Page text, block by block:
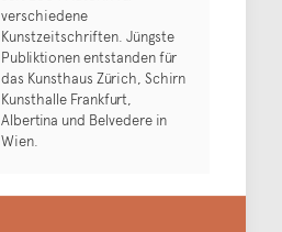
verschiedene
Kunstzeitschriften. Jüngste
Publiktionen entstanden für
das Kunsthaus Zürich, Schirn
Kunsthalle Frankfurt,
Albertina und Belvedere in
Wien.